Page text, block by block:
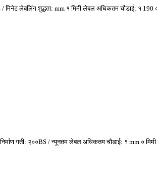
लेबलिंग शुद्धता: mm १ मिमी लेबल अधिकतम चौडाई: १ 190
गती: २००BS / न्यूनतम लेबल अधिकतम चौडाई: १ mm ० मिमी